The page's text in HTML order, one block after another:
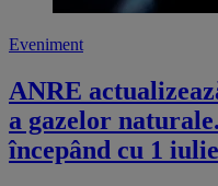
Eveniment
ANRE
a gazelor
începând cu 1